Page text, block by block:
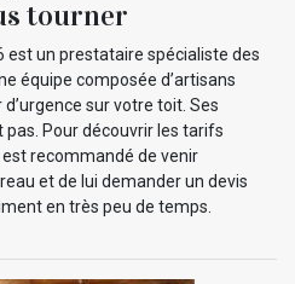
tourner
est un prestataire spécialiste des
équipe composée d’artisans
sur votre toit. Ses
Pour découvrir les tarifs
recommandé de venir
et de lui demander un devis
en très peu de temps.